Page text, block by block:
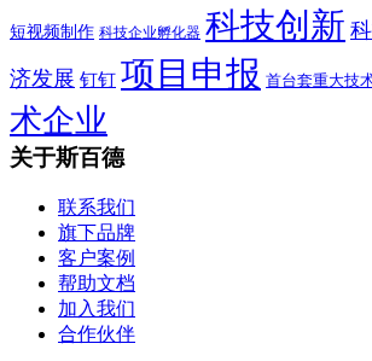
短视频制作 科技企业孵化器 科技创新
济发展 钉钉 项目申报 首台套重大技
术企业
关于斯百德
联系我们
旗下品牌
客户案例
帮助文档
加入我们
合作伙伴